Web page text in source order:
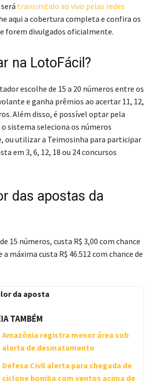
transmitido ao vivo pelas redes
aqui a cobertura completa e confira os
forem divulgados oficialmente.
na LotoFácil?
escolhe de 15 a 20 números entre os
e ganha prêmios ao acertar 11, 12,
Além disso, é possível optar pela
sistema seleciona os números
ou utilizar a Teimosinha para participar
em 3, 6, 12, 18 ou 24 concursos
das apostas da
15 números, custa R$ 3,00 com chance
a máxima custa R$ 46.512 com chance de
da aposta
TAMBÉM
Amazônia registra menor área sob
alerta de desmatamento
Defesa Civil alerta para chegada de
ciclone bomba com ventos acima de